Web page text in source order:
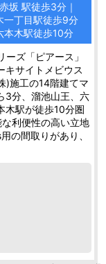
坂 駅徒歩3分｜
一丁目駅徒歩9分
本木駅徒歩10分
ズ「ピアース」
キサイトメビウス
)施工の14階建てマ
3分、溜池山王、六
木駅が徒歩10分圏
利便性の高い立地
の間取りがあり、